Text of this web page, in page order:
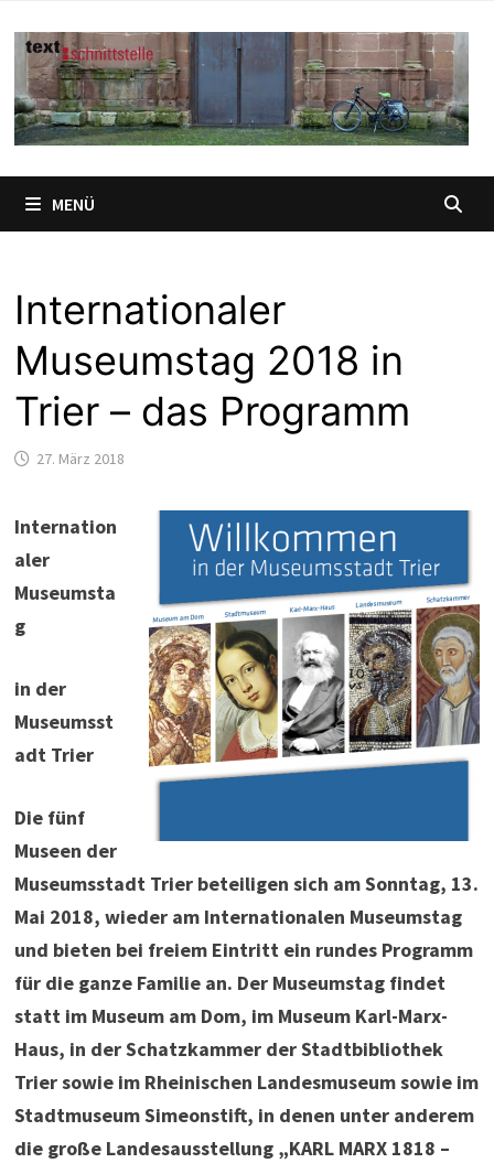
Inhalt
springen
MENÜ
Internationaler
Museumstag 2018 in
Trier – das Programm
27. März 2018
Internation
aler
Museumsta
g
in der
Museumsst
adt Trier
Die fünf
Museen der
Museumsstadt Trier beteiligen sich am Sonntag, 13.
Mai 2018, wieder am Internationalen Museumstag
und bieten bei freiem Eintritt ein rundes Programm
für die ganze Familie an. Der Museumstag findet
statt im Museum am Dom, im Museum Karl-Marx-
Haus, in der Schatzkammer der Stadtbibliothek
Trier sowie im Rheinischen Landesmuseum sowie im
Stadtmuseum Simeonstift, in denen unter anderem
die große Landesausstellung „KARL MARX 1818 –